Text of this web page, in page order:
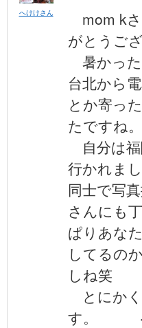
へけけさん
mom k
がとうご
暑かっ
台北から
とか寄っ
たですね。
自分は
行かれま
同士で写
さんにも
ぱりあな
してるの
しね笑
とにか
す。